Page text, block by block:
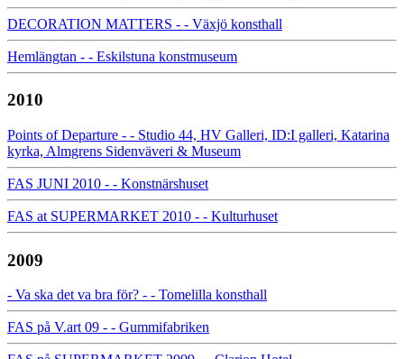
DECORATION MATTERS - - Växjö konsthall
Hemlängtan - - Eskilstuna konstmuseum
2010
Points of Departure - - Studio 44, HV Galleri, ID:I galleri, Katarina
kyrka, Almgrens Sidenväveri & Museum
FAS JUNI 2010 - - Konstnärshuset
FAS at SUPERMARKET 2010 - - Kulturhuset
2009
- Va ska det va bra för? - - Tomelilla konsthall
FAS på V.art 09 - - Gummifabriken